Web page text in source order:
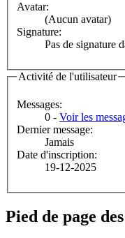
Avatar:
(Aucun avatar)
Signature:
Pas de signature
Activité de l'utilisateur
Messages:
0 - Voir les
Dernier message:
Jamais
Date d'inscription:
19-12-2025
Pied de page